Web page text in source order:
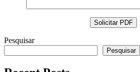
Pesquisar
Pesquisar